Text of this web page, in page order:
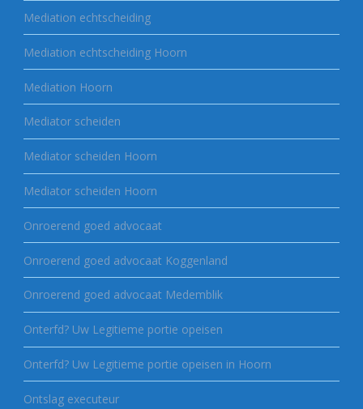
Mediation echtscheiding
Mediation echtscheiding Hoorn
Mediation Hoorn
Mediator scheiden
Mediator scheiden Hoorn
Mediator scheiden Hoorn
Onroerend goed advocaat
Onroerend goed advocaat Koggenland
Onroerend goed advocaat Medemblik
Onterfd? Uw Legitieme portie opeisen
Onterfd? Uw Legitieme portie opeisen in Hoorn
Ontslag executeur